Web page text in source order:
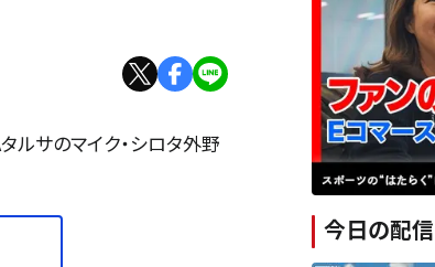
サのマイク・シロタ外野
今日の配信